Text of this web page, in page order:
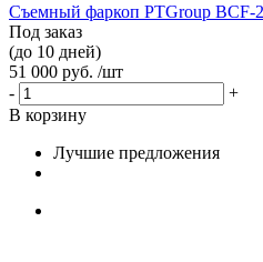
Съемный фаркоп PTGroup BCF-
Под заказ
(до 10 дней)
51 000 руб. /шт
-
+
В корзину
Лучшие предложения